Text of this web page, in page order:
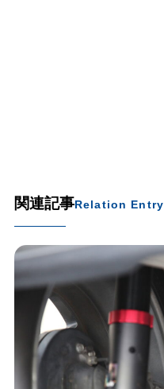
関連記事Relation Entry